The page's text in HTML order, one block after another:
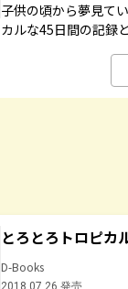
子供の頃から夢見て
カルな45日間の記録
とろとろトロピ
D-Books
2018.07.26 発売